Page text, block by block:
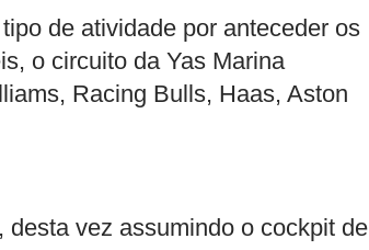
de atividade por anteceder os
o circuito da Yas Marina
Racing Bulls, Haas, Aston
desta vez assumindo o cockpit de